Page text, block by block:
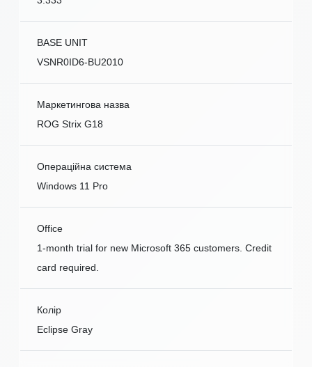
BASE UNIT
VSNR0ID6-BU2010
Маркетингова назва
ROG Strix G18
Операційна система
Windows 11 Pro
Office
1-month trial for new Microsoft 365 customers. Credit
card required.
Колір
Eclipse Gray